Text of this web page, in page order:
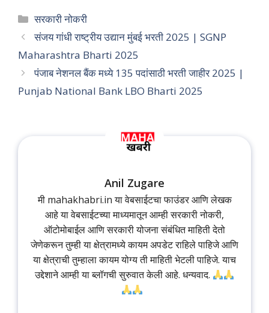
Categories
सरकारी नोकरी
संजय गांधी राष्ट्रीय उद्यान मुंबई भरती 2025 | SGNP
Maharashtra Bharti 2025
पंजाब नेशनल बैंक मध्ये 135 पदांसाठी भरती जाहीर 2025 |
Punjab National Bank LBO Bharti 2025
Anil Zugare
मी mahakhabri.in या वेबसाईटचा फाउंडर आणि लेखक
आहे या वेबसाईटच्या माध्यमातून आम्ही सरकारी नोकरी,
ऑटोमोबाईल आणि सरकारी योजना संबंधित माहिती देतो
जेणेकरून तुम्ही या क्षेत्रामध्ये कायम अपडेट राहिले पाहिजे आणि
या क्षेत्राची तुम्हाला कायम योग्य ती माहिती भेटली पाहिजे. याच
उद्देशाने आम्ही या ब्लॉगची सुरुवात केली आहे. धन्यवाद.